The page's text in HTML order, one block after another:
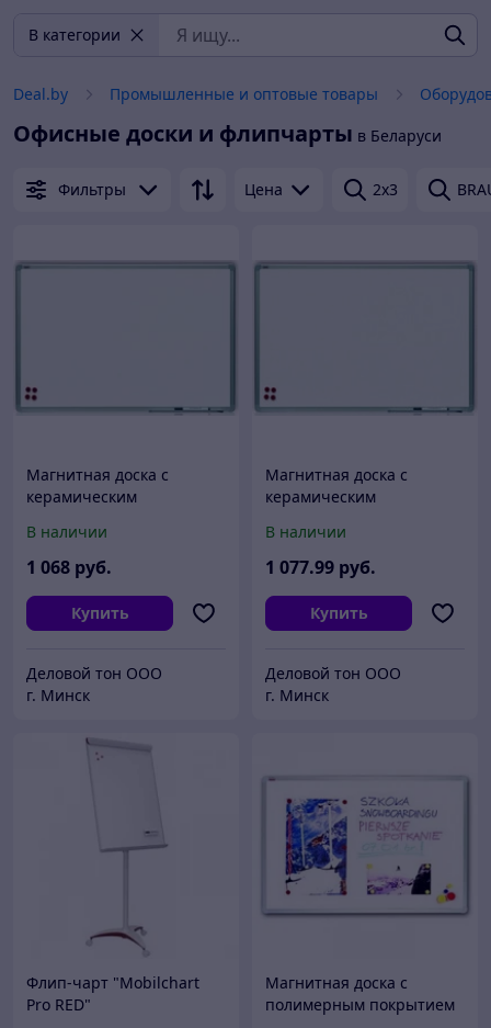
В категории
Deal.by Промышленные и оптовые товары
Офисные доски и флипчарты в Беларуси
Фильтры Цена 2х3
Магнитная доска с
керамическим
см
В наличии
1 068 руб.
Купить
Деловой тон ООО
г. Минск
Магнитная доска с
керамическим
см
В наличии
1 077.99 руб.
Купить
Деловой тон ООО
г. Минск
Флип-чарт "Mobilchart
Pro RED"
Магнитная доска с
полимерным покрытием